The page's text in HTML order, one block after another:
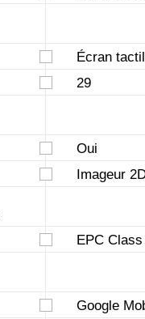
Écran
29
Oui
Imageur
EPC
Google